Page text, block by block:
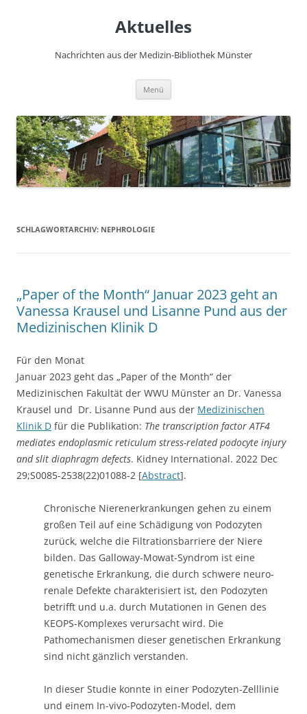
Aktuelles
Nachrichten aus der Medizin-Bibliothek Münster
Menü
SCHLAGWORTARCHIV: NEPHROLOGIE
„Paper of the Month“ Januar 2023 geht an
Vanessa Krausel und Lisanne Pund aus der
Medizinischen Klinik D
Für den Monat
Januar 2023 geht das „Paper of the Month“ der
Medizinischen Fakultät der WWU Münster an Dr. Vanessa
Krausel und Dr. Lisanne Pund aus der Medizinischen
Klinik D für die Publikation: The transcription factor ATF4
mediates endoplasmic reticulum stress-related podocyte injury
and slit diaphragm defects. Kidney International. 2022 Dec
29;S0085-2538(22)01088-2 [Abstract].
Chronische Nierenerkrankungen gehen zu einem
großen Teil auf eine Schädigung von Podozyten
zurück, welche die Filtrationsbarriere der Niere
bilden. Das Galloway-Mowat-Syndrom ist eine
genetische Erkrankung, die durch schwere neuro-
renale Defekte charakterisiert ist, den Podozyten
betrifft und u.a. durch Mutationen in Genen des
KEOPS-Komplexes verursacht wird. Die
Pathomechanismen dieser genetischen Erkrankung
sind nicht gänzlich verstanden.
In dieser Studie konnte in einer Podozyten-Zelllinie
und einem In-vivo-Podozyten-Model, dem